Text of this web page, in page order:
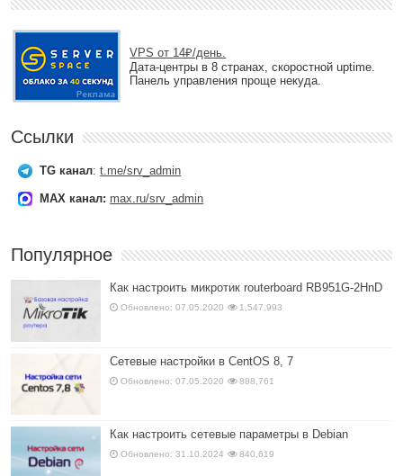
VPS от 14₽/день.
Дата-центры в 8 странах, скоростной uptime.
Панель управления проще некуда.
Ссылки
TG канал:t.me/srv_admin
MAX канал: max.ru/srv_admin
Популярное
Как настроить микротик routerboard RB951G-2HnD
Обновлено: 07.05.2020 1,547,993
Сетевые настройки в CentOS 8, 7
Обновлено: 07.05.2020 888,761
Как настроить сетевые параметры в Debian
Обновлено: 31.10.2024 840,619